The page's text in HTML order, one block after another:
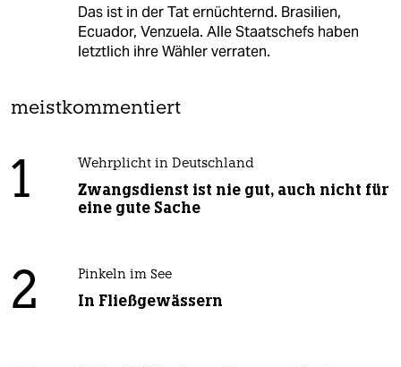
Das ist in der Tat ernüchternd. Brasilien,
Ecuador, Venzuela. Alle Staatschefs haben
letztlich ihre Wähler verraten.
meistkommentiert
1 Wehrplicht in Deutschland
Zwangsdienst ist nie gut, auch nicht für
eine gute Sache
2 Pinkeln im See
In Fließgewässern